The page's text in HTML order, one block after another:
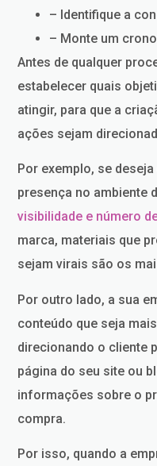
– Identifique a
– Monte um
Antes de qualquer
estabelecer quais
atingir, para que a
ações sejam
Por exemplo, se
presença no ambiente
visibilidade e número
marca, materiais que
sejam virais são os
Por outro lado, a sua
conteúdo que seja
direcionando o cliente
página do seu site ou
informações sobre o
compra.
Por isso, quando a